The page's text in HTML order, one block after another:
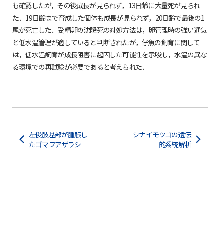
も確認したが，その後成長が見られず，13日齢に大量死が見られ
た．19日齢まで育成した個体も成長が見られず，20日齢で最後の1
尾が死亡した．受精卵の沈降死の対処方法は，卵管理時の強い通気
と低水温管理が適していると判断されたが，仔魚の飼育に関して
は，低水温飼育が成長阻害に起因した可能性を示唆し，水温の異な
る環境での再試験が必要であると考えられた．
左後肢基部が腫脹し
たゴマフアザラシ
シナイモツゴの遺伝
的系統解析